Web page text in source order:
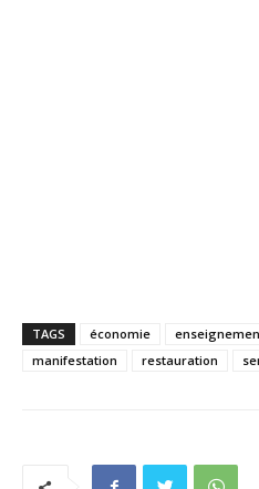
TAGS économie
manifestation
restauration